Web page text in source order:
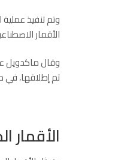
وتم تنفيذ
الأقمار
تم إطلاقها، في مدارات تبلغ
الأقمار